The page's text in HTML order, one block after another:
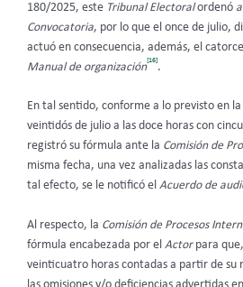
180/2025, este Tribunal Electoralordenó
Convocatoria, por lo que el once de julio,
actuó en consecuencia, además, el
Manual de organización
[16]
.
En tal sentido, conforme a lo previsto en la
veintidós de julio a las doce horas con
registró su fórmula ante la Comisión de
misma fecha, una vez analizadas las
tal efecto, se le notificó el Acuerdo de
Al respecto, la Comisión de Procesos
fórmula encabezada por el Actorpara
veinticuatro horas contadas a partir de su